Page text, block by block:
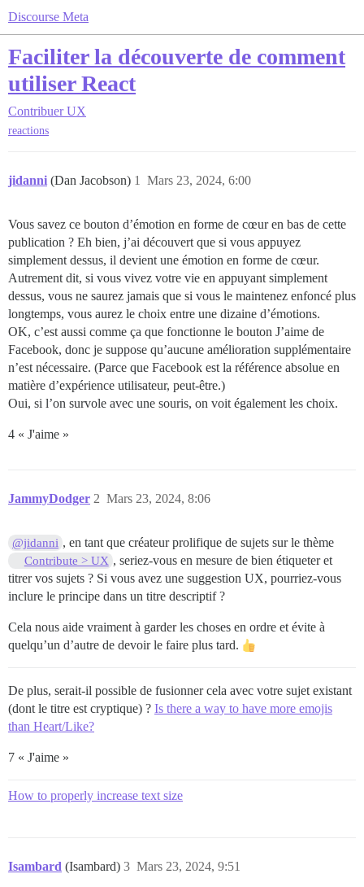
Discourse Meta
Faciliter la découverte de comment
utiliser React
Contribuer UX
reactions
jidanni (Dan Jacobson) Mars 23, 2024, 6:00
1
Vous savez ce bouton d’émotion en forme de cœur en bas de cette
publication ? Eh bien, j’ai découvert que si vous appuyez
simplement dessus, il devient une émotion en forme de cœur.
Autrement dit, si vous vivez votre vie en appuyant simplement
dessus, vous ne saurez jamais que si vous le maintenez enfoncé plus
longtemps, vous aurez le choix entre une dizaine d’émotions.
OK, c’est aussi comme ça que fonctionne le bouton J’aime de
Facebook, donc je suppose qu’aucune amélioration supplémentaire
n’est nécessaire. (Parce que Facebook est la référence absolue en
matière d’expérience utilisateur, peut-être.)
Oui, si l’on survole avec une souris, on voit également les choix.
4 « J'aime »
JammyDodger Mars 23, 2024, 8:06
2
@jidanni , en tant que créateur prolifique de sujets sur le thème
Contribute > UX , seriez-vous en mesure de bien étiqueter et
titrer vos sujets ? Si vous avez une suggestion UX, pourriez-vous
inclure le principe dans un titre descriptif ?
Cela nous aide vraiment à garder les choses en ordre et évite à
quelqu’un d’autre de devoir le faire plus tard.
De plus, serait-il possible de fusionner cela avec votre sujet existant
(dont le titre est cryptique) ? Is there a way to have more emojis
than Heart/Like?
7 « J'aime »
How to properly increase text size
Isambard (Isambard) Mars 23, 2024, 9:51
3